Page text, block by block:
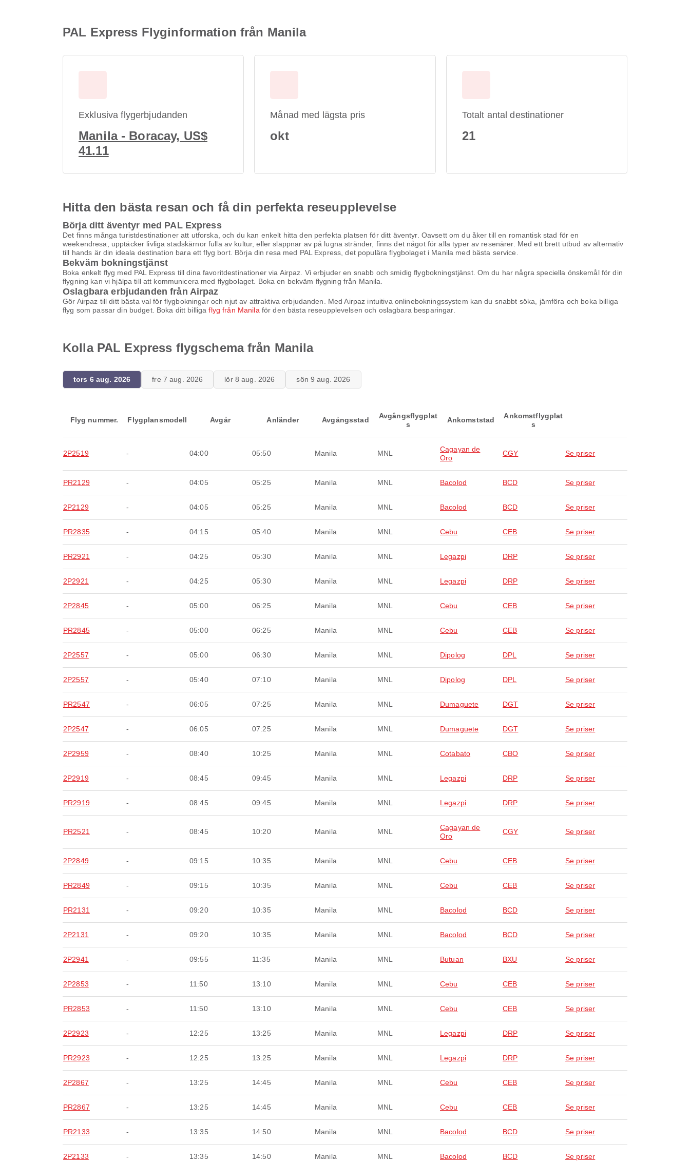
PAL Express Flyginformation från Manila
Exklusiva flygerbjudanden
Manila - Boracay, US$
41.11
Månad med lägsta pris
okt
Totalt antal destinationer
21
Hitta den bästa resan och få din perfekta reseupplevelse
Börja ditt äventyr med PAL Express
Det finns många turistdestinationer att utforska, och du kan enkelt hitta den perfekta platsen för ditt äventyr. Oavsett om du åker till en romantisk stad för en
weekendresa, upptäcker livliga stadskärnor fulla av kultur, eller slappnar av på lugna stränder, finns det något för alla typer av resenärer. Med ett brett utbud av alternativ
till hands är din ideala destination bara ett flyg bort. Börja din resa med PAL Express, det populära flygbolaget i Manila med bästa service.
Bekväm bokningstjänst
Boka enkelt flyg med PAL Express till dina favoritdestinationer via Airpaz. Vi erbjuder en snabb och smidig flygbokningstjänst. Om du har några speciella önskemål för din
flygning kan vi hjälpa till att kommunicera med flygbolaget. Boka en bekväm flygning från Manila.
Oslagbara erbjudanden från Airpaz
Gör Airpaz till ditt bästa val för flygbokningar och njut av attraktiva erbjudanden. Med Airpaz intuitiva onlinebokningssystem kan du snabbt söka, jämföra och boka billiga
flyg som passar din budget. Boka ditt billigaflyg från Manila för den bästa reseupplevelsen och oslagbara besparingar.
Kolla PAL Express flygschema från Manila
tors 6 aug. 2026 fre 7 aug. 2026 lör 8 aug. 2026 sön 9 aug. 2026
Flyg nummer. Flygplansmodell Avgår Anländer Avgångsstad
Avgångsflygplat
s
Ankomststad
Ankomstflygplat
s
2P2519 - 04:00 05:50 Manila MNL
Cagayan de
Oro
CGY Se priser
PR2129 - 04:05 05:25 Manila MNL Bacolod BCD Se priser
2P2129 - 04:05 05:25 Manila MNL Bacolod BCD Se priser
PR2835 - 04:15 05:40 Manila MNL Cebu CEB Se priser
PR2921 - 04:25 05:30 Manila MNL Legazpi DRP Se priser
2P2921 - 04:25 05:30 Manila MNL Legazpi DRP Se priser
2P2845 - 05:00 06:25 Manila MNL Cebu CEB Se priser
PR2845 - 05:00 06:25 Manila MNL Cebu CEB Se priser
2P2557 - 05:00 06:30 Manila MNL Dipolog DPL Se priser
2P2557 - 05:40 07:10 Manila MNL Dipolog DPL Se priser
PR2547 - 06:05 07:25 Manila MNL Dumaguete DGT Se priser
2P2547 - 06:05 07:25 Manila MNL Dumaguete DGT Se priser
2P2959 - 08:40 10:25 Manila MNL Cotabato CBO Se priser
2P2919 - 08:45 09:45 Manila MNL Legazpi DRP Se priser
PR2919 - 08:45 09:45 Manila MNL Legazpi DRP Se priser
PR2521 - 08:45 10:20 Manila MNL
Cagayan de
Oro
CGY Se priser
2P2849 - 09:15 10:35 Manila MNL Cebu CEB Se priser
PR2849 - 09:15 10:35 Manila MNL Cebu CEB Se priser
PR2131 - 09:20 10:35 Manila MNL Bacolod BCD Se priser
2P2131 - 09:20 10:35 Manila MNL Bacolod BCD Se priser
2P2941 - 09:55 11:35 Manila MNL Butuan BXU Se priser
2P2853 - 11:50 13:10 Manila MNL Cebu CEB Se priser
PR2853 - 11:50 13:10 Manila MNL Cebu CEB Se priser
2P2923 - 12:25 13:25 Manila MNL Legazpi DRP Se priser
PR2923 - 12:25 13:25 Manila MNL Legazpi DRP Se priser
2P2867 - 13:25 14:45 Manila MNL Cebu CEB Se priser
PR2867 - 13:25 14:45 Manila MNL Cebu CEB Se priser
PR2133 - 13:35 14:50 Manila MNL Bacolod BCD Se priser
2P2133 - 13:35 14:50 Manila MNL Bacolod BCD Se priser